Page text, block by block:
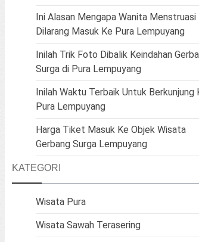
Ini Alasan Mengapa Wanita Menstruasi
Dilarang Masuk Ke Pura Lempuyang
Inilah Trik Foto Dibalik Keindahan
Surga di Pura Lempuyang
Inilah Waktu Terbaik Untuk Berkunjung
Pura Lempuyang
Harga Tiket Masuk Ke Objek Wisata
Gerbang Surga Lempuyang
KATEGORI
Wisata Pura
Wisata Sawah Terasering